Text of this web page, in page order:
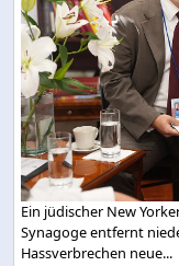
Ein jüdischer New
Synagoge entfernt
Hassverbrechen neue...